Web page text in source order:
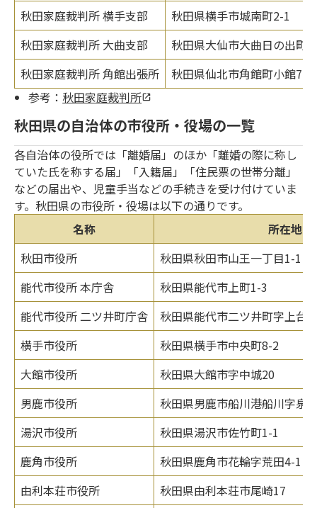
秋田家庭裁判所 横手支部
秋田県横手市城南町2-1
秋田家庭裁判所 大曲支部
秋田県大仙市大曲日の出町
秋田家庭裁判所 角館出張所
秋田県仙北市角館町小館77-
参考： 秋田家庭裁判所
秋田県の自治体の市役所・役場の一覧
各自治体の役所では「離婚届」のほか「離婚の際に称し
ていた氏を称する届」「入籍届」「住民票の世帯分離」
などの届出や、児童手当などの手続きを受け付けていま
す。秋田県の市役所・役場は以下の通りです。
名称
所在地
秋田市役所
秋田県秋田市山王一丁目1-1
能代市役所 本庁舎
秋田県能代市上町1-3
能代市役所 二ツ井町庁舎
秋田県能代市二ツ井町字上台
横手市役所
秋田県横手市中央町8-2
大館市役所
秋田県大館市字中城20
男鹿市役所
秋田県男鹿市船川港船川字泉
湯沢市役所
秋田県湯沢市佐竹町1-1
鹿角市役所
秋田県鹿角市花輪字荒田4-1
由利本荘市役所
秋田県由利本荘市尾崎17